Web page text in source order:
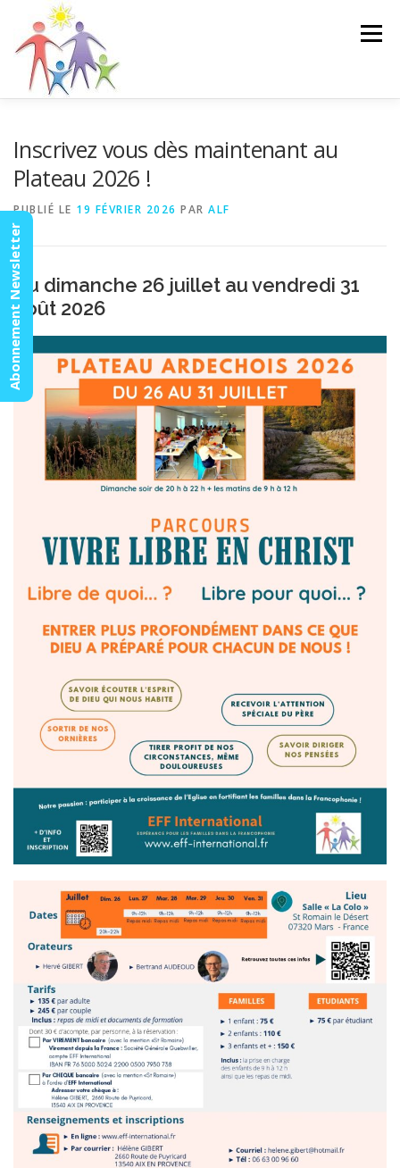
contenu
Menu
Inscrivez vous dès maintenant au
Plateau 2026 !
PUBLIÉ LE 19 FÉVRIER 2026 PAR ALF
Du dimanche 26 juillet au vendredi 31
août 2026
Abonnement Newsletter